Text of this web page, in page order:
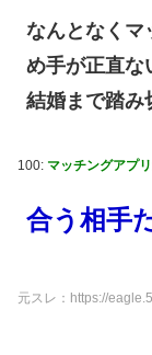
なんとなくマ
め手が正直な
結婚まで踏み
100: マッチングアプ
合う相手
元スレ：https://